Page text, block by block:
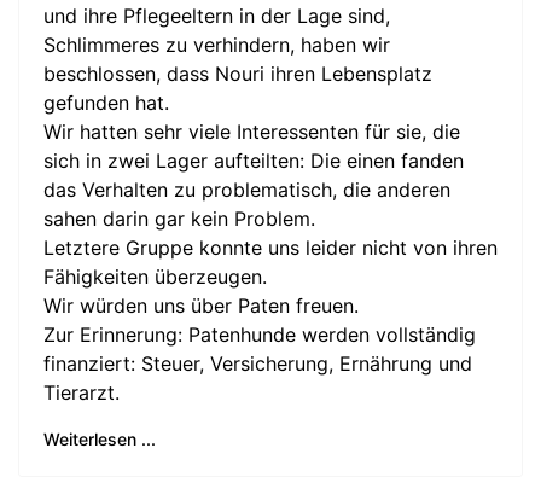
und ihre Pflegeeltern in der Lage sind,
Schlimmeres zu verhindern, haben wir
beschlossen, dass Nouri ihren Lebensplatz
gefunden hat.
Wir hatten sehr viele Interessenten für sie, die
sich in zwei Lager aufteilten: Die einen fanden
das Verhalten zu problematisch, die anderen
sahen darin gar kein Problem.
Letztere Gruppe konnte uns leider nicht von ihren
Fähigkeiten überzeugen.
Wir würden uns über Paten freuen.
Zur Erinnerung: Patenhunde werden vollständig
finanziert: Steuer, Versicherung, Ernährung und
Tierarzt.
Weiterlesen ...